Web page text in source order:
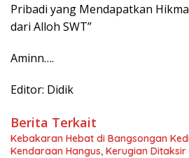
Pribadi yang Mendapatkan
dari Alloh SWT”
Aminn….
Editor: Didik
Berita Terkait
Kebakaran Hebat di Bangsongan
Kendaraan Hangus, Kerugian Ditaksir